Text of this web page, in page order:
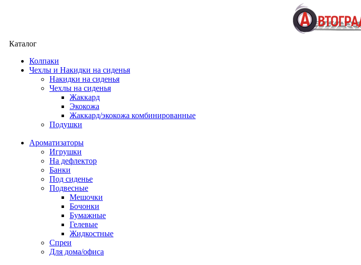
Каталог
Колпаки
Чехлы и Накидки на сиденья
Накидки на сиденья
Чехлы на сиденья
Жаккард
Экокожа
Жаккард/экокожа комбинированные
Подушки
Ароматизаторы
Игрушки
На дефлектор
Банки
Под сиденье
Подвесные
Мешочки
Бочонки
Бумажные
Гелевые
Жидкостные
Спреи
Для дома/офиса